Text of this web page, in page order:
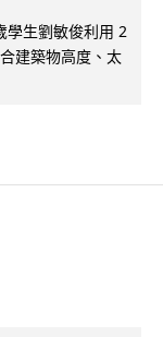
學生劉敏俊利用 2
建築物高度、太